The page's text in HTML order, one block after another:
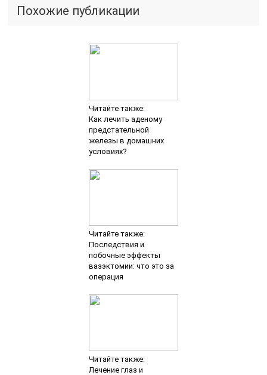
Похожие публикации
Читайте также:
Как лечить аденому
предстательной
железы в домашних
условиях?
Читайте также:
Последствия и
побочные эффекты
вазэктомии: что это за
операция
Читайте также:
Лечение глаз и